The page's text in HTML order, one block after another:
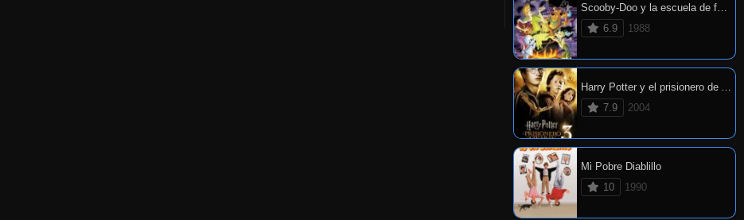
Scooby-Doo y la escuela de fantasmas
6.9
1988
Harry Potter y el prisionero de Azkaban
7.9
2004
Mi Pobre Diablillo
10
1990